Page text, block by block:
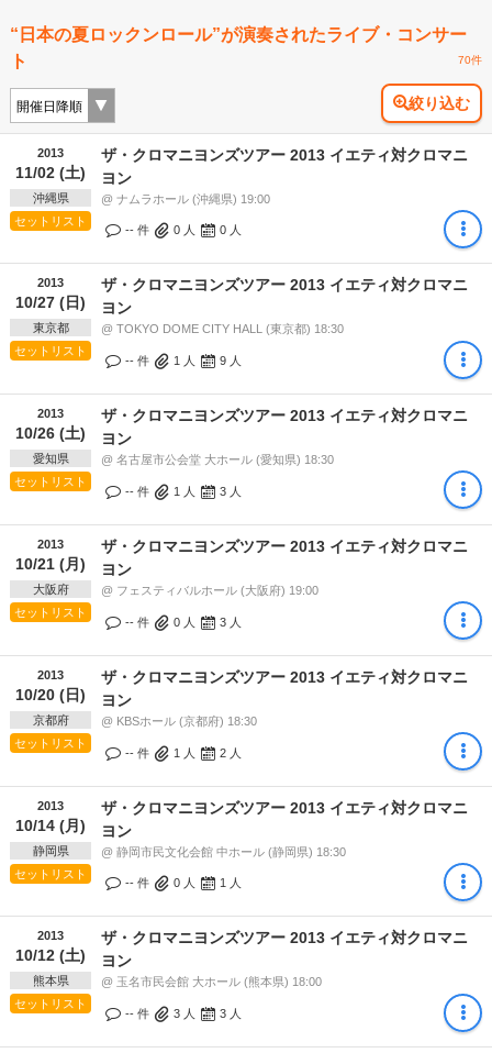
“日本の夏ロックンロール”が演奏されたライブ・コンサー
ト
70件
絞り込む
2013
11/02 (土)
沖縄県
セットリスト
ザ・クロマニヨンズツアー 2013 イエティ対クロマニ
ヨン
@ ナムラホール (沖縄県) 19:00
-- 件 0 人 0 人
2013
10/27 (日)
東京都
セットリスト
ザ・クロマニヨンズツアー 2013 イエティ対クロマニ
ヨン
@ TOKYO DOME CITY HALL (東京都) 18:30
-- 件 1 人 9 人
2013
10/26 (土)
愛知県
セットリスト
ザ・クロマニヨンズツアー 2013 イエティ対クロマニ
ヨン
@ 名古屋市公会堂 大ホール (愛知県) 18:30
-- 件 1 人 3 人
2013
10/21 (月)
大阪府
セットリスト
ザ・クロマニヨンズツアー 2013 イエティ対クロマニ
ヨン
@ フェスティバルホール (大阪府) 19:00
-- 件 0 人 3 人
2013
10/20 (日)
京都府
セットリスト
ザ・クロマニヨンズツアー 2013 イエティ対クロマニ
ヨン
@ KBSホール (京都府) 18:30
-- 件 1 人 2 人
2013
10/14 (月)
静岡県
セットリスト
ザ・クロマニヨンズツアー 2013 イエティ対クロマニ
ヨン
@ 静岡市民文化会館 中ホール (静岡県) 18:30
-- 件 0 人 1 人
2013
10/12 (土)
熊本県
セットリスト
ザ・クロマニヨンズツアー 2013 イエティ対クロマニ
ヨン
@ 玉名市民会館 大ホール (熊本県) 18:00
-- 件 3 人 3 人